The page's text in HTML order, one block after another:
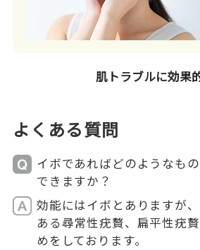
肌トラブルに効果
よくある質問
イボであればどのようなも
できますか？
効能にはイボとありますが
ある尋常性疣贅、扁平性疣
めをしております。